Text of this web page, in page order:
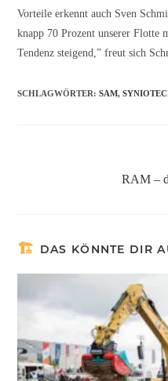
Vorteile erkennt auch Sven
knapp 70 Prozent unserer Flotte
Tendenz steigend,” freut sich
SCHLAGWÖRTER:SAM,
RAM –
DAS KÖNNTE DIR